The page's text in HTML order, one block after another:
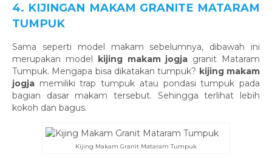
4. KIJINGAN MAKAM GRANITE MATARAM
TUMPUK
Sama seperti model makam sebelumnya, dibawah ini
merupakan model kijing makam jogja granit Mataram
Tumpuk. Mengapa bisa dikatakan tumpuk? kijing makam
jogja memiliki trap tumpuk atau pondasi tumpuk pada
bagian dasar makam tersebut. Sehingga terlihat lebih
kokoh dan bagus.
Kijing Makam Granit Mataram Tumpuk